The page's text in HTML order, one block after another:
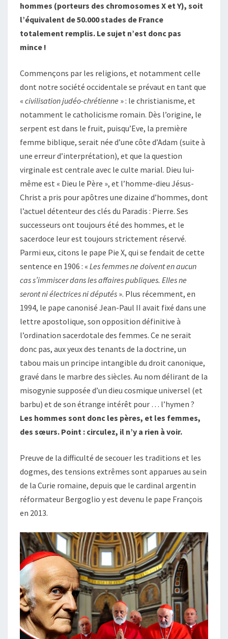
hommes (porteurs des chromosomes X et Y), soit
l’équivalent de 50.000 stades de France
totalement remplis. Le sujet n’est donc pas
mince !
Commençons par les religions, et notamment celle
dont notre société occidentale se prévaut en tant que
« civilisation judéo-chrétienne » : le christianisme, et
notamment le catholicisme romain. Dès l’origine, le
serpent est dans le fruit, puisqu’Eve, la première
femme biblique, serait née d’une côte d’Adam (suite à
une erreur d’interprétation), et que la question
virginale est centrale avec le culte marial. Dieu lui-
même est « Dieu le Père », et l’homme-dieu Jésus-
Christ a pris pour apôtres une dizaine d’hommes, dont
l’actuel détenteur des clés du Paradis : Pierre. Ses
successeurs ont toujours été des hommes, et le
sacerdoce leur est toujours strictement réservé.
Parmi eux, citons le pape Pie X, qui se fendait de cette
sentence en 1906 : « Les femmes ne doivent en aucun
cas s’immiscer dans les affaires publiques. Elles ne
seront ni électrices ni députés ». Plus récemment, en
1994, le pape canonisé Jean-Paul II avait fixé dans une
lettre apostolique, son opposition définitive à
l’ordination sacerdotale des femmes. Ce ne serait
donc pas, aux yeux des tenants de la doctrine, un
tabou mais un principe intangible du droit canonique,
gravé dans le marbre des siècles. Au nom délirant de la
misogynie supposée d’un dieu cosmique universel (et
barbu) et de son étrange intérêt pour … l’hymen ?
Les hommes sont donc les pères, et les femmes,
des sœurs. Point : circulez, il n’y a rien à voir.
Preuve de la difficulté de secouer les traditions et les
dogmes, des tensions extrêmes sont apparues au sein
de la Curie romaine, depuis que le cardinal argentin
réformateur Bergoglio y est devenu le pape François
en 2013.